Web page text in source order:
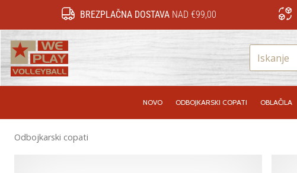
BREZPLAČNA DOSTAVA NAD €99,00
NOVO ODBOJKARSKI COPATI OBLAČILA
Odbojkarski copati